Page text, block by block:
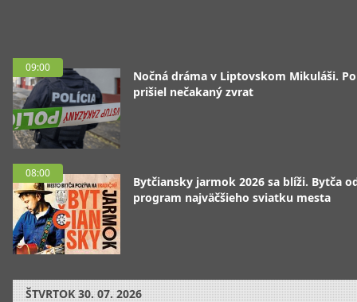
09:00
Nočná dráma v Liptovskom Mikuláši.
prišiel nečakaný zvrat
08:00
Bytčiansky jarmok 2026 sa blíži. Bytča
program najväčšieho sviatku mesta
ŠTVRTOK 30. 07. 2026